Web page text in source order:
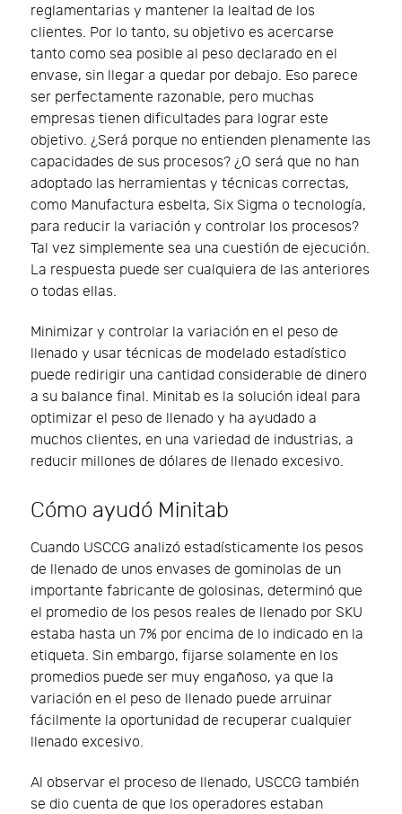
reglamentarias y mantener la lealtad de los
clientes. Por lo tanto, su objetivo es acercarse
tanto como sea posible al peso declarado en el
envase, sin llegar a quedar por debajo. Eso parece
ser perfectamente razonable, pero muchas
empresas tienen dificultades para lograr este
objetivo. ¿Será porque no entienden plenamente las
capacidades de sus procesos? ¿O será que no han
adoptado las herramientas y técnicas correctas,
como Manufactura esbelta, Six Sigma o tecnología,
para reducir la variación y controlar los procesos?
Tal vez simplemente sea una cuestión de ejecución.
La respuesta puede ser cualquiera de las anteriores
o todas ellas.
Minimizar y controlar la variación en el peso de
llenado y usar técnicas de modelado estadístico
puede redirigir una cantidad considerable de dinero
a su balance final. Minitab es la solución ideal para
optimizar el peso de llenado y ha ayudado a
muchos clientes, en una variedad de industrias, a
reducir millones de dólares de llenado excesivo.
Cómo ayudó Minitab
Cuando USCCG analizó estadísticamente los pesos
de llenado de unos envases de gominolas de un
importante fabricante de golosinas, determinó que
el promedio de los pesos reales de llenado por SKU
estaba hasta un 7% por encima de lo indicado en la
etiqueta. Sin embargo, fijarse solamente en los
promedios puede ser muy engañoso, ya que la
variación en el peso de llenado puede arruinar
fácilmente la oportunidad de recuperar cualquier
llenado excesivo.
Al observar el proceso de llenado, USCCG también
se dio cuenta de que los operadores estaban